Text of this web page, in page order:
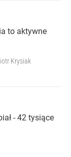
to aktywne
Krysiak
- 42 tysiące